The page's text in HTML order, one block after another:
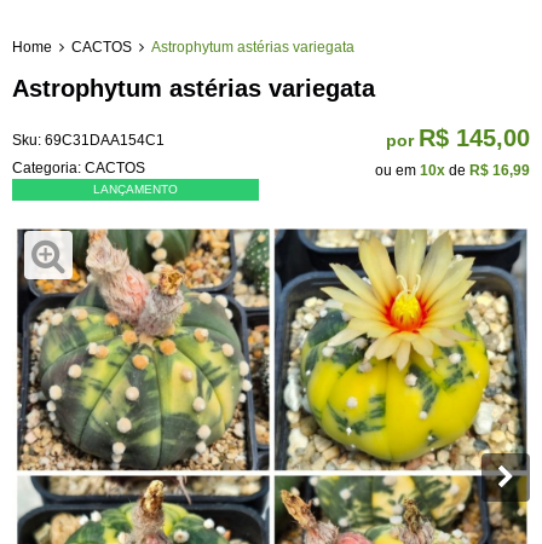
Home CACTOS Astrophytum astérias variegata
Astrophytum astérias variegata
Sku: 69C31DAA154C1
Categoria: CACTOS
LANÇAMENTO
por R$ 145,00
ou em 10x de R$ 16,99